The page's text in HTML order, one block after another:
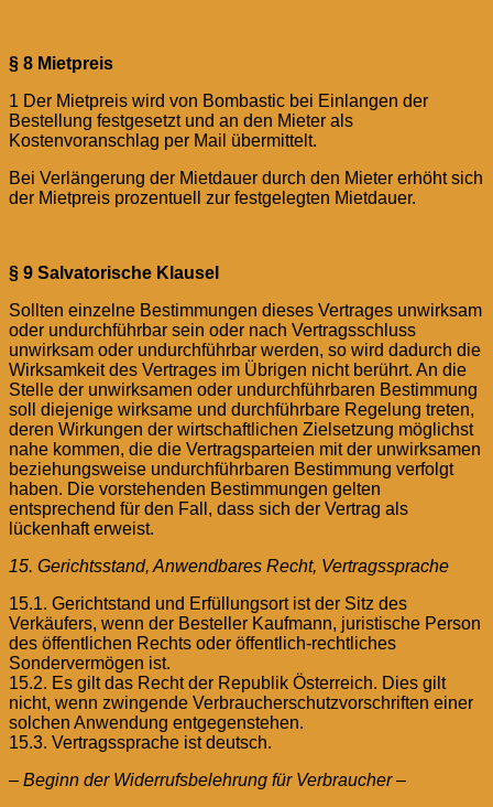
§ 8 Mietpreis
1 Der Mietpreis wird von Bombastic bei Einlangen der
Bestellung festgesetzt und an den Mieter als
Kostenvoranschlag per Mail übermittelt.
Bei Verlängerung der Mietdauer durch den Mieter erhöht sich
der Mietpreis prozentuell zur festgelegten Mietdauer.
§ 9 Salvatorische Klausel
Sollten einzelne Bestimmungen dieses Vertrages unwirksam
oder undurchführbar sein oder nach Vertragsschluss
unwirksam oder undurchführbar werden, so wird dadurch die
Wirksamkeit des Vertrages im Übrigen nicht berührt. An die
Stelle der unwirksamen oder undurchführbaren Bestimmung
soll diejenige wirksame und durchführbare Regelung treten,
deren Wirkungen der wirtschaftlichen Zielsetzung möglichst
nahe kommen, die die Vertragsparteien mit der unwirksamen
beziehungsweise undurchführbaren Bestimmung verfolgt
haben. Die vorstehenden Bestimmungen gelten
entsprechend für den Fall, dass sich der Vertrag als
lückenhaft erweist.
15. Gerichtsstand, Anwendbares Recht, Vertragssprache
15.1. Gerichtstand und Erfüllungsort ist der Sitz des
Verkäufers, wenn der Besteller Kaufmann, juristische Person
des öffentlichen Rechts oder öffentlich-rechtliches
Sondervermögen ist.
15.2. Es gilt das Recht der Republik Österreich. Dies gilt
nicht, wenn zwingende Verbraucherschutzvorschriften einer
solchen Anwendung entgegenstehen.
15.3. Vertragssprache ist deutsch.
– Beginn der Widerrufsbelehrung für Verbraucher –